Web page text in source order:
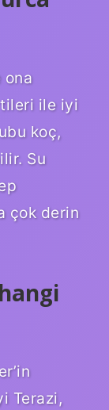
ona
ile iyi
koç,
Su
çok derin
Terazi,